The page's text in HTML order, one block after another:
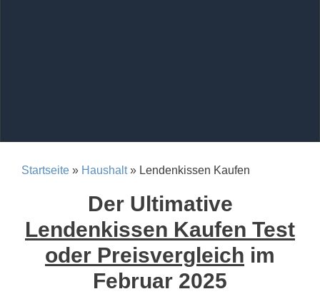
Startseite » Haushalt» Lendenkissen Kaufen
Der Ultimative
Lendenkissen Kaufen Test
oder Preisvergleich im
Februar 2025